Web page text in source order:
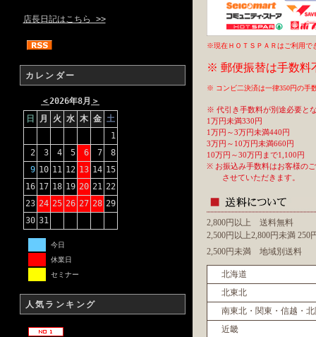
店長日記はこちら >>
カレンダー
＜2026年8月 ＞
日
月 火 水 木 金 土
1
2
3 4 5 6 7
8
9 10 11 12 13 14 15
16 17 18 19 20 21 22
23 24 25 26 27 28 29
30 31
今日
休業日
セミナー
人気ランキング
※現在ＨＯＴＳＰＡＲはご利用で
※ 郵便振替は手数料
※ コンビ二決済は一律350円の手
※ 代引き手数料が別途必要と
1万円未満330円
1万円～3万円未満440円
3万円～10万円未満660円
10万円～30万円まで1,100円
※ お振込み手数料はお客様の
させていただきます。
2,800円以上 送料無料
2,500円以上2,800円未満 250
2,500円未満 地域別送料
北海道
北東北
南東北・関東・信越・
近畿